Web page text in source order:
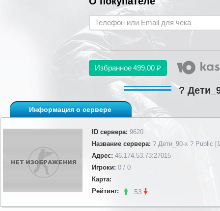
Избранное499,00 ₽
?
Информация о сервере
ID сервера: 9620
Название сервера: ? Дети_90-х ? Public
Адрес: 46.174.53.73:27015
Игроки: 0 / 0
Карта:
Рейтинг:
53